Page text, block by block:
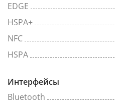
EDGE
HSPA+
NFC
HSPA
Интерфейсы
Bluetooth